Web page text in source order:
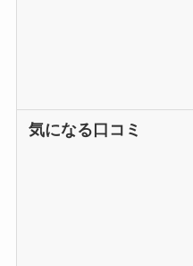
気になる口コミ